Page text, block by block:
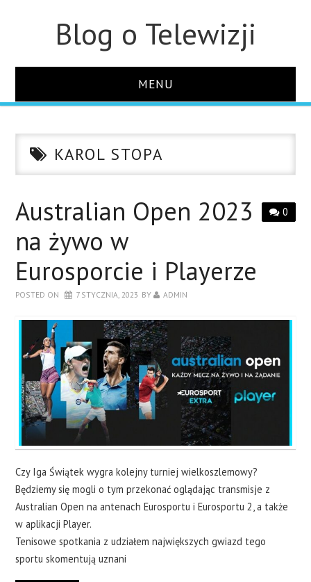
Blog o Telewizji
MENU
O STRONIEKAROL STOPA
0
Australian Open 2023
na żywo w
Eurosporcie i Playerze
POSTED ON 7 STYCZNIA, 2023 BY ADMIN
Czy Iga Świątek wygra kolejny turniej wielkoszlemowy?
Będziemy się mogli o tym przekonać oglądając transmisje z
Australian Open na antenach Eurosportu i Eurosportu 2, a także
w aplikacji Player.
Tenisowe spotkania z udziałem największych gwiazd tego
sportu skomentują uznani